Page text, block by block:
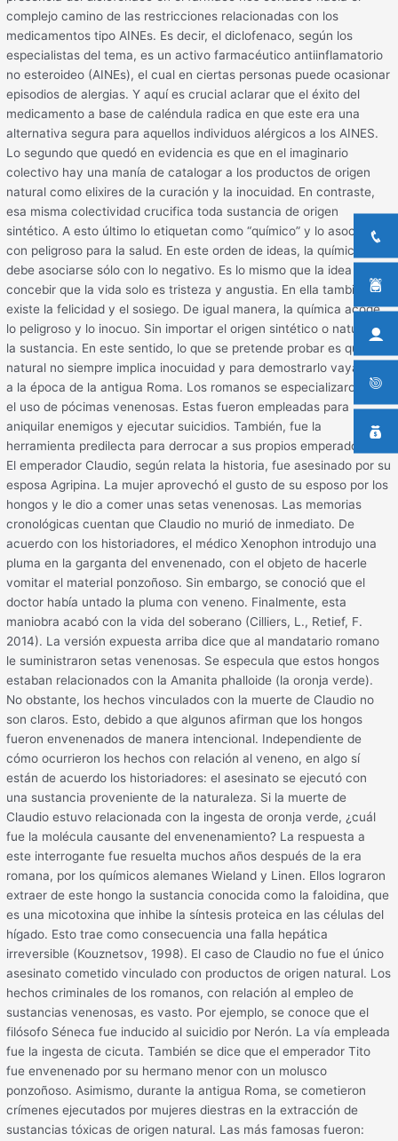
complejo camino de las restricciones relacionadas con los
medicamentos tipo AINEs. Es decir, el diclofenaco, según los
especialistas del tema, es un activo farmacéutico antiinflamatorio
no esteroideo (AINEs), el cual en ciertas personas puede ocasionar
episodios de alergias. Y aquí es crucial aclarar que el éxito del
medicamento a base de caléndula radica en que este era una
alternativa segura para aquellos individuos alérgicos a los AINES.
Lo segundo que quedó en evidencia es que en el imaginario
colectivo hay una manía de catalogar a los productos de origen
natural como elixires de la curación y la inocuidad. En contraste,
esa misma colectividad crucifica toda sustancia de origen
sintético. A esto último lo etiquetan como “químico” y lo asocian
con peligroso para la salud. En este orden de ideas, la química no
debe asociarse sólo con lo negativo. Es lo mismo que la idea de
concebir que la vida solo es tristeza y angustia. En ella también
existe la felicidad y el sosiego. De igual manera, la química acoge
lo peligroso y lo inocuo. Sin importar el origen sintético o natural de
la sustancia. En este sentido, lo que se pretende probar es que lo
natural no siempre implica inocuidad y para demostrarlo vayamos
a la época de la antigua Roma. Los romanos se especializaron en
el uso de pócimas venenosas. Estas fueron empleadas para
aniquilar enemigos y ejecutar suicidios. También, fue la
herramienta predilecta para derrocar a sus propios emperadores.
El emperador Claudio, según relata la historia, fue asesinado por su
esposa Agripina. La mujer aprovechó el gusto de su esposo por los
hongos y le dio a comer unas setas venenosas. Las memorias
cronológicas cuentan que Claudio no murió de inmediato. De
acuerdo con los historiadores, el médico Xenophon introdujo una
pluma en la garganta del envenenado, con el objeto de hacerle
vomitar el material ponzoñoso. Sin embargo, se conoció que el
doctor había untado la pluma con veneno. Finalmente, esta
maniobra acabó con la vida del soberano (Cilliers, L., Retief, F.
2014). La versión expuesta arriba dice que al mandatario romano
le suministraron setas venenosas. Se especula que estos hongos
estaban relacionados con la Amanita phalloide (la oronja verde).
No obstante, los hechos vinculados con la muerte de Claudio no
son claros. Esto, debido a que algunos afirman que los hongos
fueron envenenados de manera intencional. Independiente de
cómo ocurrieron los hechos con relación al veneno, en algo sí
están de acuerdo los historiadores: el asesinato se ejecutó con
una sustancia proveniente de la naturaleza. Si la muerte de
Claudio estuvo relacionada con la ingesta de oronja verde, ¿cuál
fue la molécula causante del envenenamiento? La respuesta a
este interrogante fue resuelta muchos años después de la era
romana, por los químicos alemanes Wieland y Linen. Ellos lograron
extraer de este hongo la sustancia conocida como la faloidina, que
es una micotoxina que inhibe la síntesis proteica en las células del
hígado. Esto trae como consecuencia una falla hepática
irreversible (Kouznetsov, 1998). El caso de Claudio no fue el único
asesinato cometido vinculado con productos de origen natural. Los
hechos criminales de los romanos, con relación al empleo de
sustancias venenosas, es vasto. Por ejemplo, se conoce que el
filósofo Séneca fue inducido al suicidio por Nerón. La vía empleada
fue la ingesta de cicuta. También se dice que el emperador Tito
fue envenenado por su hermano menor con un molusco
ponzoñoso. Asimismo, durante la antigua Roma, se cometieron
crímenes ejecutados por mujeres diestras en la extracción de
sustancias tóxicas de origen natural. Las más famosas fueron: